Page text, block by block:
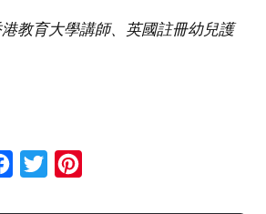
港教育大學講師、英國註冊幼兒護
Facebook
Twitter